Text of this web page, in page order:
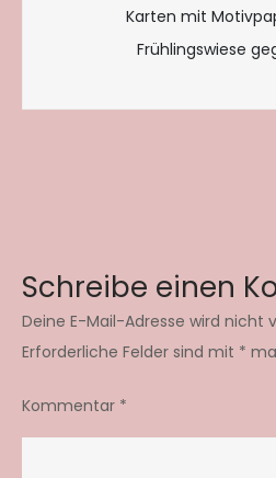
Karten mit
Frühlingswiese
Schreibe einen
Deine E-Mail-Adresse wird nicht
Erforderliche Felder sind mit *
Kommentar *